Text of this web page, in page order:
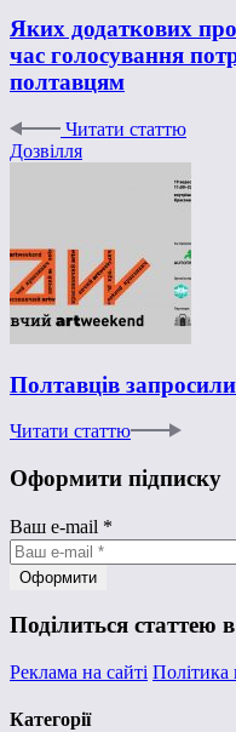
Яких додаткових
час голосування
полтавцям
Читати статтю
Дозвілля
Полтавців
Читати статтю
Оформити підписку
Ваш e-mail *
Поділиться статтею
Реклама на сайті Політика
Категорії